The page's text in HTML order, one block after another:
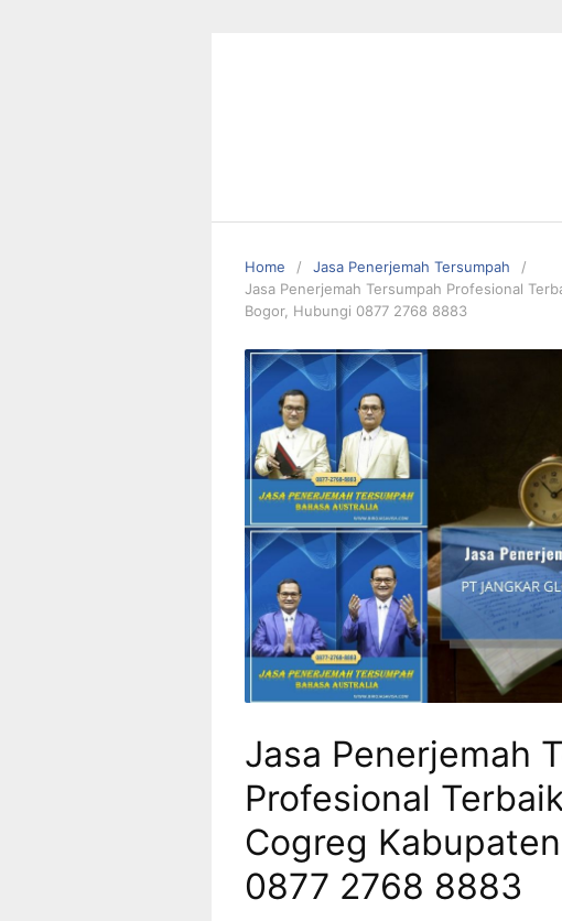
Home
Jasa Penerjemah Tersumpah
Jasa Penerjemah Tersumpah Profesional
Bogor, Hubungi 0877 2768 8883
Jasa Penerjemah
Profesional
Cogreg
0877 2768 8883